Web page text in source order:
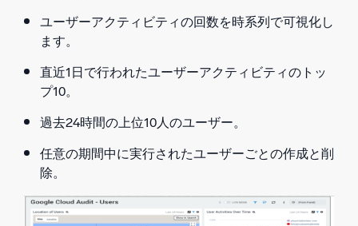
ユーザーアクティビティの回数を時系列で可視化し
ます。
直近1日で行われたユーザーアクティビティのトッ
プ10。
過去24時間の上位10人のユーザー。
任意の期間中に実行されたユーザーごとの作成と削
除。